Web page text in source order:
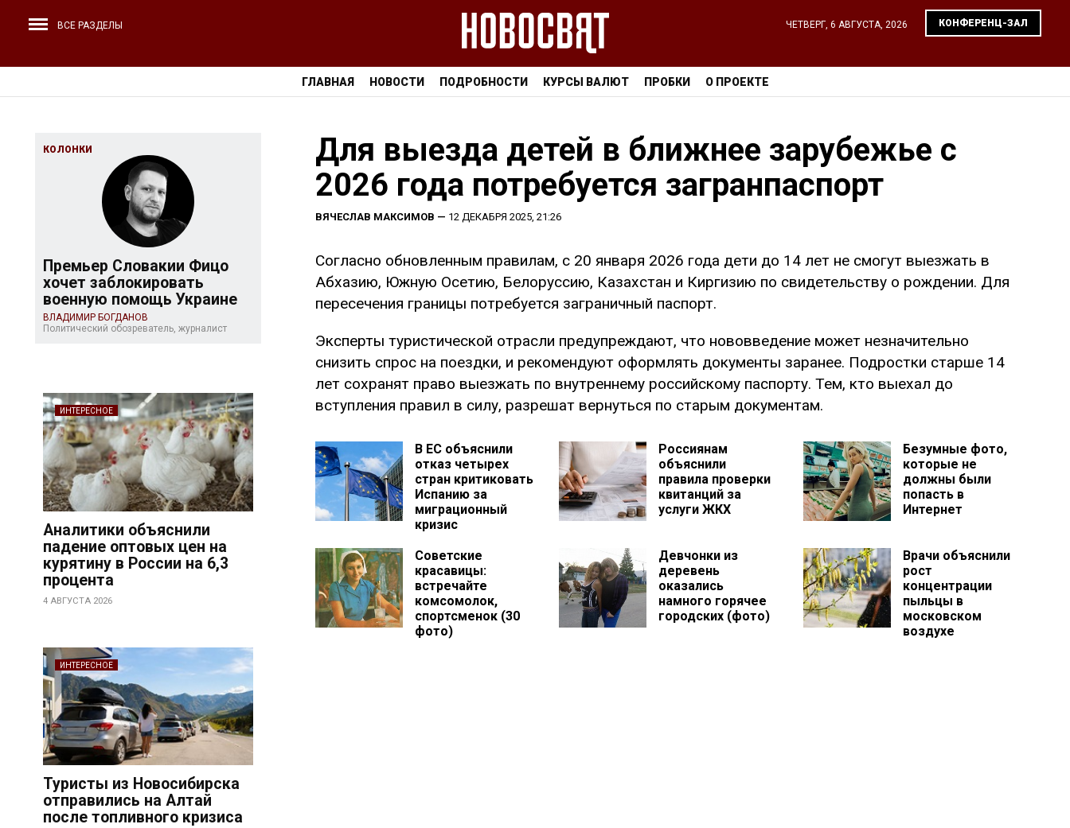
ВСЕ РАЗДЕЛЫ ЧЕТВЕРГ, 6 АВГУСТА, 2026 КОНФЕРЕНЦ-ЗАЛ
ГЛАВНАЯ НОВОСТИ ПОДРОБНОСТИ КУРСЫ ВАЛЮТ ПРОБКИ О ПРОЕКТЕ
КОЛОНКИ
Премьер Словакии Фицо
хочет заблокировать
военную помощь Украине
ВЛАДИМИР БОГДАНОВ
Политический обозреватель, журналист
ИНТЕРЕСНОЕ
Аналитики объяснили
падение оптовых цен на
курятину в России на 6,3
процента
4 АВГУСТА 2026
ИНТЕРЕСНОЕ
Туристы из Новосибирска
отправились на Алтай
после топливного кризиса
Для выезда детей в ближнее зарубежье с
2026 года потребуется загранпаспорт
ВЯЧЕСЛАВ МАКСИМОВ — 12 ДЕКАБРЯ 2025, 21:26
Согласно обновленным правилам, с 20 января 2026 года дети до 14 лет не смогут выезжать в
Абхазию, Южную Осетию, Белоруссию, Казахстан и Киргизию по свидетельству о рождении. Для
пересечения границы потребуется заграничный паспорт.
Эксперты туристической отрасли предупреждают, что нововведение может незначительно
снизить спрос на поездки, и рекомендуют оформлять документы заранее. Подростки старше 14
лет сохранят право выезжать по внутреннему российскому паспорту. Тем, кто выехал до
вступления правил в силу, разрешат вернуться по старым документам.
В ЕС объяснили
отказ четырех
стран критиковать
Испанию за
миграционный
кризис
Россиянам
объяснили
правила проверки
квитанций за
услуги ЖКХ
Безумные фото,
которые не
должны были
попасть в
Интернет
Советские
красавицы:
встречайте
комсомолок,
спортсменок (30
фото)
Девчонки из
деревень
оказались
намного горячее
городских (фото)
Врачи объяснили
рост
концентрации
пыльцы в
московском
воздухе